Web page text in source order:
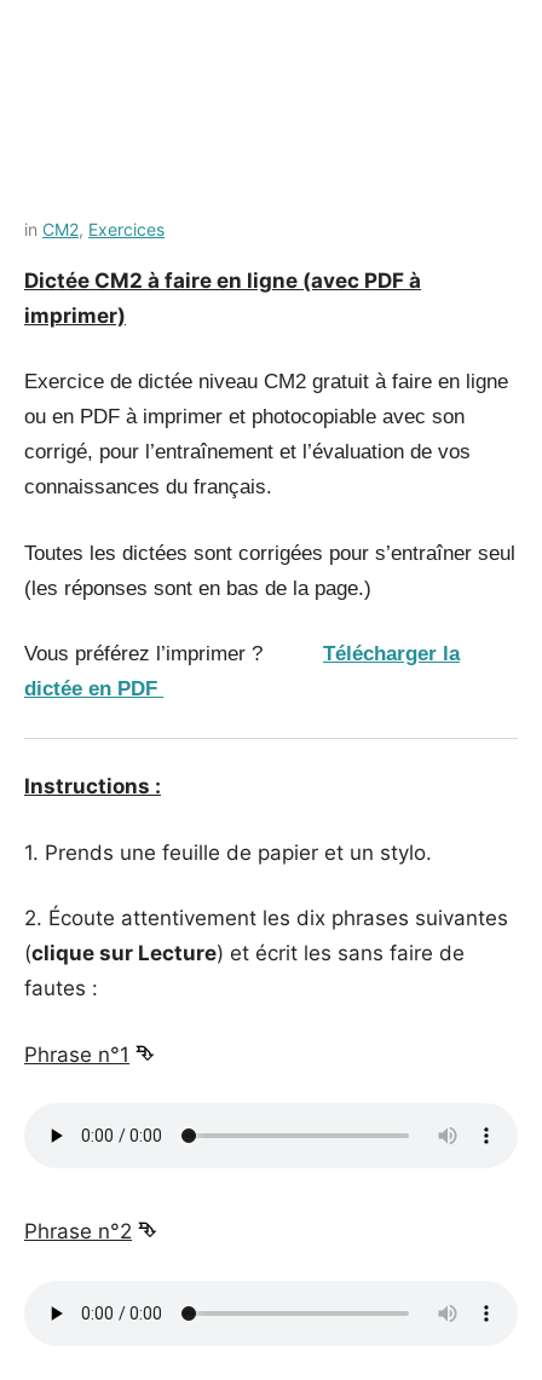
Posted
11
juillet
by
rapide
in CM2, Exercices
Dictée CM2 à faire en ligne (avec PDF à
imprimer)
Exercice de dictée niveau CM2 gratuit à faire en ligne
ou en PDF à imprimer et photocopiable avec son
corrigé, pour l’entraînement et l’évaluation de vos
connaissances du français.
Toutes les dictées sont corrigées pour s’entraîner seul
(les réponses sont en bas de la page.)
Vous préférez l’imprimer ? Télécharger la
dictée en PDF
Instructions :
1. Prends une feuille de papier et un stylo.
2. Écoute attentivement les dix phrases suivantes
(clique sur Lecture) et écrit les sans faire de
fautes :
Phrase n°1 ⮷
Phrase n°2 ⮷